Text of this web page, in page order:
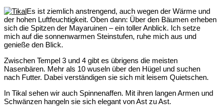
Es ist ziemlich anstrengend, auch wegen der Wärme und
der hohen Luftfeuchtigkeit. Oben dann: Über den Bäumen erheben
sich die Spitzen der Mayaruinen – ein toller Anblick. Ich setze
mich auf die sonnenwarmen Steinstufen, ruhe mich aus und
genieße den Blick.
Zwischen Tempel 3 und 4 gibt es übrigens die meisten
Nasenbären. Mehr als 10 wuseln über den Hügel und suchen
nach Futter. Dabei verständigen sie sich mit leisem Quietschen.
In Tikal sehen wir auch Spinnenaffen. Mit ihren langen Armen und
Schwänzen hangeln sie sich elegant von Ast zu Ast.